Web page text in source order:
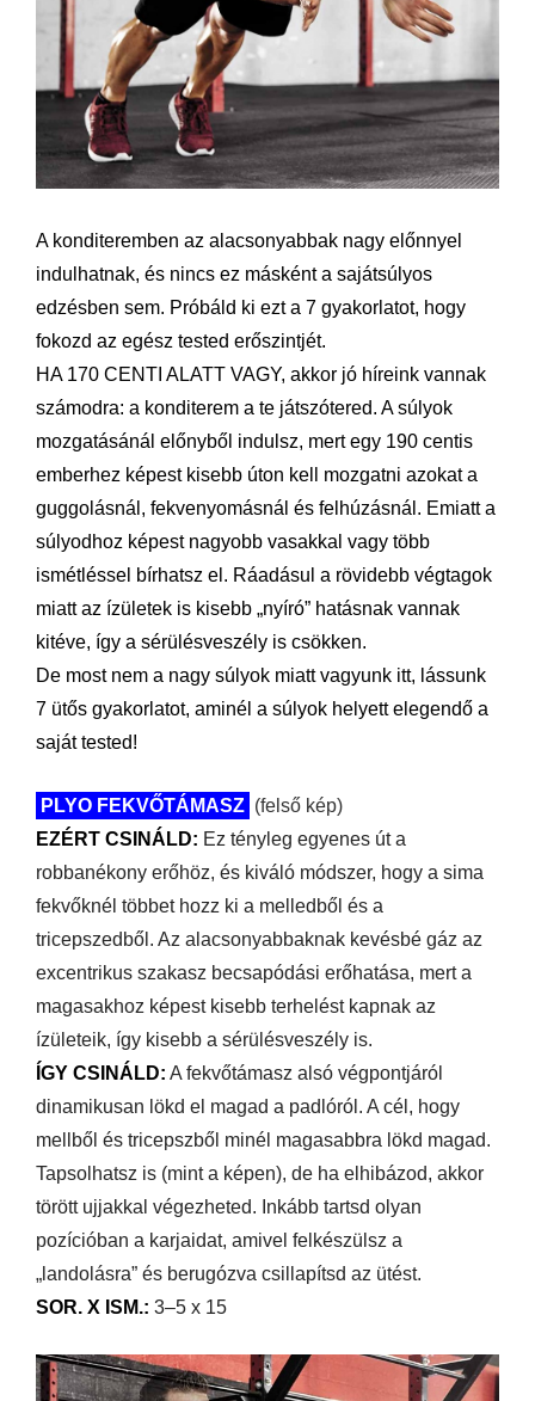
A konditeremben az alacsonyabbak nagy előnnyel
indulhatnak, és nincs ez másként a sajátsúlyos
edzésben sem. Próbáld ki ezt a 7 gyakorlatot, hogy
fokozd az egész tested erőszintjét.
HA 170 CENTI ALATT VAGY, akkor jó híreink vannak
számodra: a konditerem a te játszótered. A súlyok
mozgatásánál előnyből indulsz, mert egy 190 centis
emberhez képest kisebb úton kell mozgatni azokat a
guggolásnál, fekvenyomásnál és felhúzásnál. Emiatt a
súlyodhoz képest nagyobb vasakkal vagy több
ismétléssel bírhatsz el. Ráadásul a rövidebb végtagok
miatt az ízületek is kisebb „nyíró” hatásnak vannak
kitéve, így a sérülésveszély is csökken.
De most nem a nagy súlyok miatt vagyunk itt, lássunk
7 ütős gyakorlatot, aminél a súlyok helyett elegendő a
saját tested!
PLYO FEKVŐTÁMASZ (felső kép)
EZÉRT CSINÁLD: Ez tényleg egyenes út a
robbanékony erőhöz, és kiváló módszer, hogy a sima
fekvőknél többet hozz ki a melledből és a
tricepszedből. Az alacsonyabbaknak kevésbé gáz az
excentrikus szakasz becsapódási erőhatása, mert a
magasakhoz képest kisebb terhelést kapnak az
ízületeik, így kisebb a sérülésveszély is.
ÍGY CSINÁLD: A fekvőtámasz alsó végpontjáról
dinamikusan lökd el magad a padlóról. A cél, hogy
mellből és tricepszből minél magasabbra lökd magad.
Tapsolhatsz is (mint a képen), de ha elhibázod, akkor
törött ujjakkal végezheted. Inkább tartsd olyan
pozícióban a karjaidat, amivel felkészülsz a
„landolásra” és berugózva csillapítsd az ütést.
SOR. X ISM.: 3–5 x 15